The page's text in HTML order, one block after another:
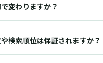
変わりますか？
検索順位は保証されますか？